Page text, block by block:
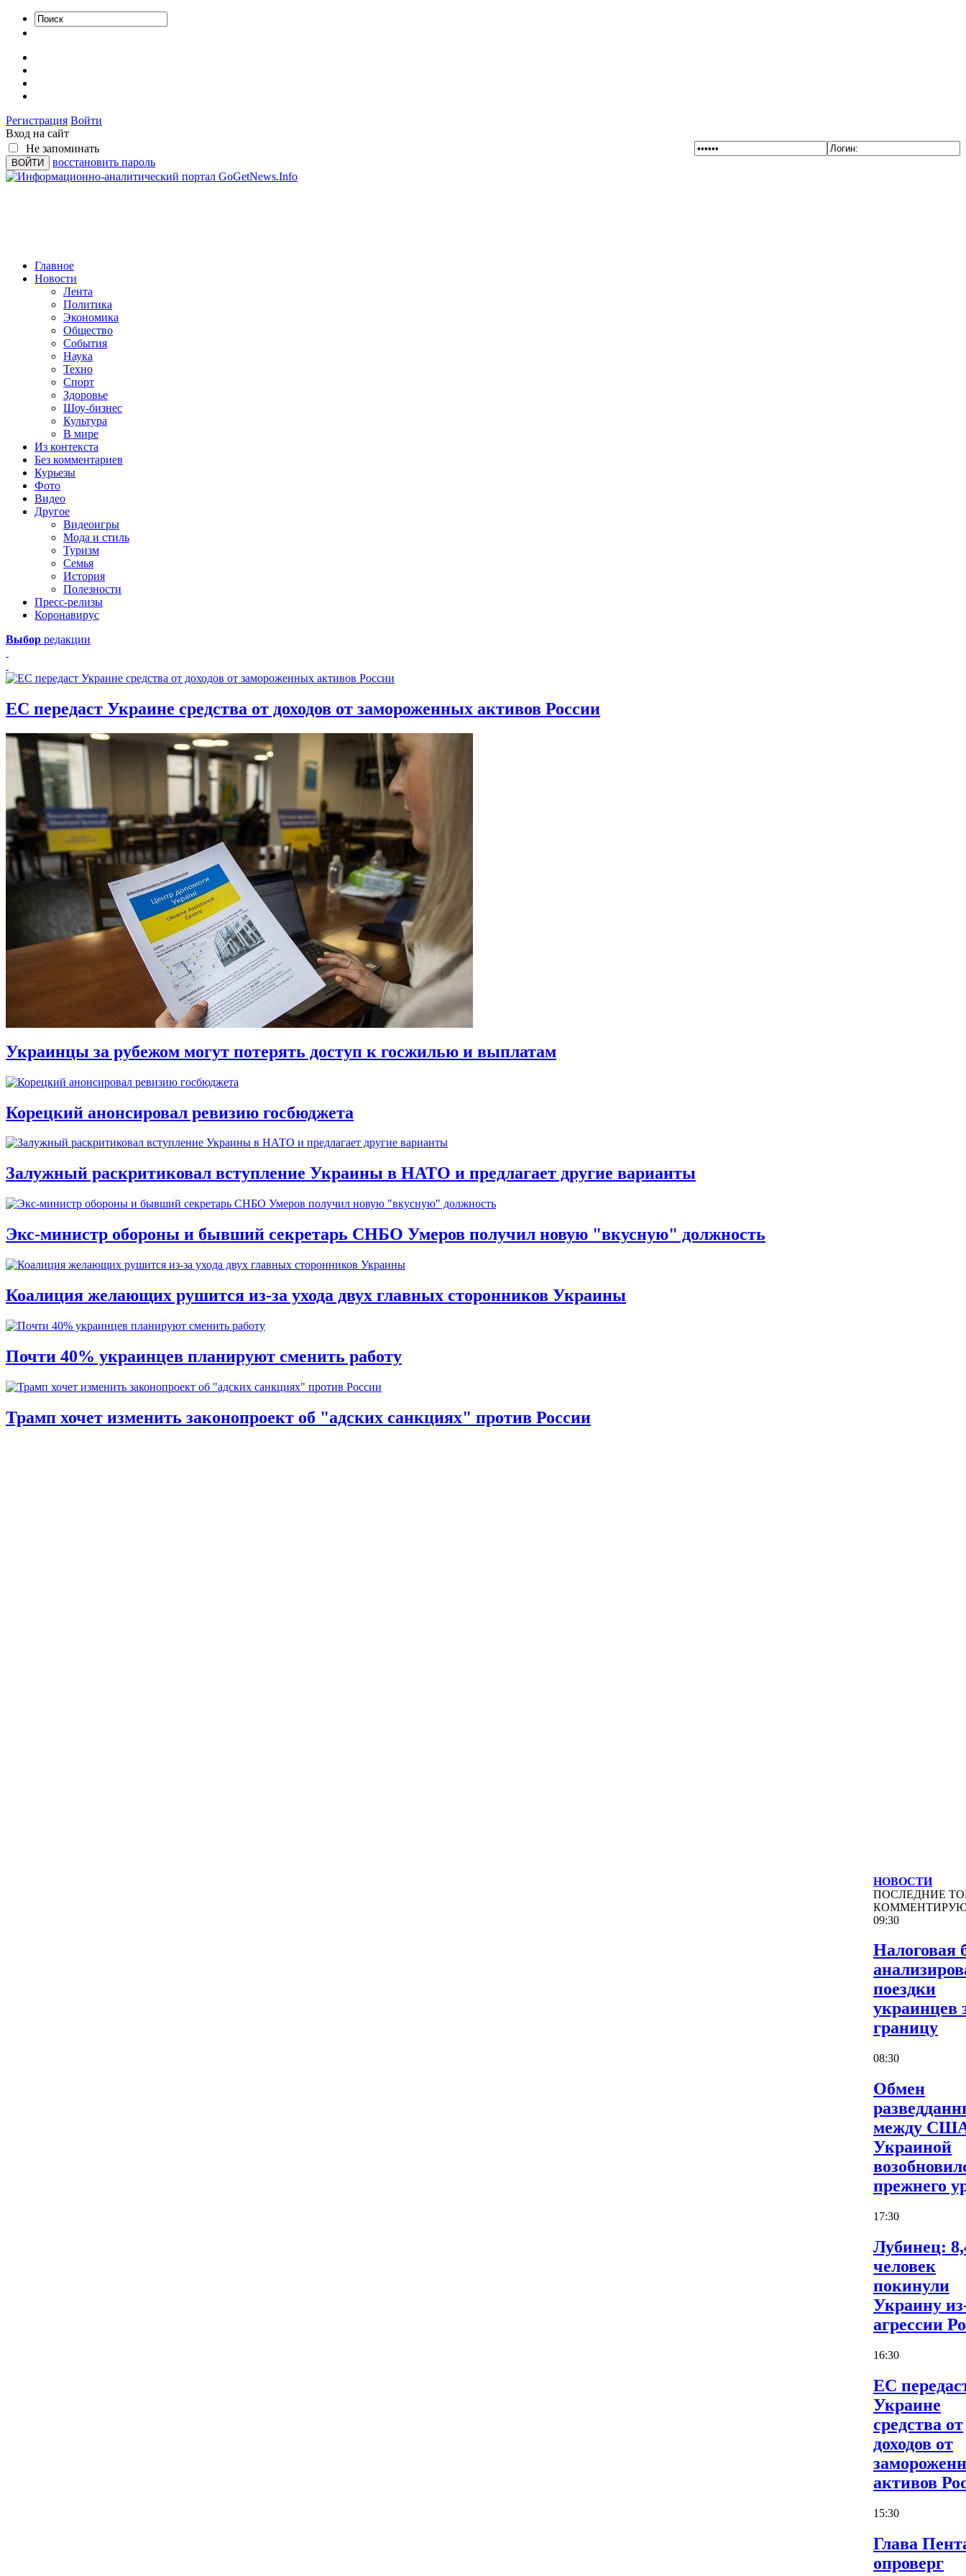
Регистрация Войти
Вход на сайт
Не запоминать
восстановить пароль
Главное
Новости
Лента
Политика
Экономика
Общество
События
Наука
Техно
Спорт
Здоровье
Шоу-бизнес
Культура
В мире
Из контекста
Без комментариев
Курьезы
Фото
Видео
Другое
Видеоигры
Мода и стиль
Туризм
Семья
История
Полезности
Пресс-релизы
Коронавирус
Выбор редакции
ЕС передаст Украине средства от доходов от замороженных активов России
Украинцы за рубежом могут потерять доступ к госжилью и выплатам
Корецкий анонсировал ревизию госбюджета
Залужный раскритиковал вступление Украины в НАТО и предлагает другие варианты
Экс-министр обороны и бывший секретарь СНБО Умеров получил новую "вкусную" должность
Коалиция желающих рушится из-за ухода двух главных сторонников Украины
Почти 40% украинцев планируют сменить работу
Трамп хочет изменить законопроект об "адских санкциях" против России
НОВОСТИ
ПОСЛЕДНИЕ
09:30
Налоговая
поездки
украинцев
границу
08:30
Обмен
между
Украиной
прежнего
17:30
Лубинец:
человек
покинули
Украину
агрессии
16:30
ЕС
Украине
средства от
доходов от
активов
15:30
Глава
опроверг